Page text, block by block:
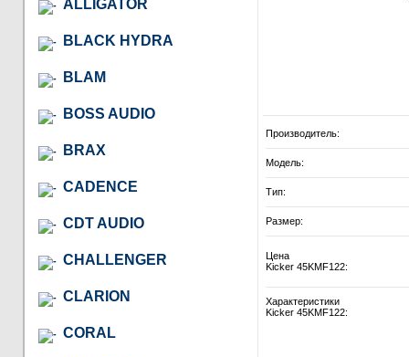
ALLIGATOR
BLACK HYDRA
BLAM
BOSS AUDIO
BRAX
CADENCE
CDT AUDIO
CHALLENGER
CLARION
CORAL
Производитель:
Модель:
Тип:
Размер:
Цена
Kicker 45KMF122:
Характеристики
Kicker 45KMF122: